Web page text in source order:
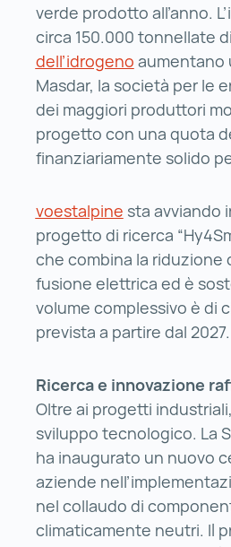
verde prodotto all’anno.
circa 150.000 tonnellate
dell’idrogeno Banca
aumentano
Masdar, la società per le
dei maggiori produttori
progetto con una quota
finanziariamente solido
voestalpine voestalpine ()
sta avviando
progetto di ricerca
che combina la riduzione
fusione elettrica ed è
volume complessivo è di
prevista a partire dal 2027.
Ricerca e innovazione
Oltre ai progetti
sviluppo tecnologico. La
ha inaugurato un nuovo
aziende
nel collaudo di
climaticamente neutri. Il